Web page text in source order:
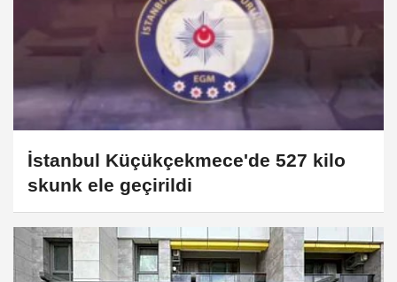
İstanbul Küçükçekmece'de 527 kilo
skunk ele geçirildi